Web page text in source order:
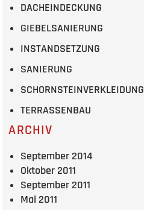
DACHEINDECKUNG
GIEBELSANIERUNG
INSTANDSETZUNG
SANIERUNG
SCHORNSTEINVERKLEIDUNG
TERRASSENBAU
ARCHIV
September 2014
Oktober 2011
September 2011
Mai 2011